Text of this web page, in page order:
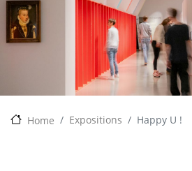
Home Expositions Happy U !